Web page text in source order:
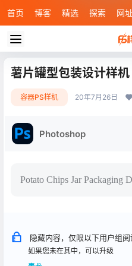
首页 博客 精选 探索 网
薯片罐型包装设计样机
容器PS样机 20年7月26日
Photoshop
Potato Chips Jar Packaging
隐藏内容，仅限以下用户组阅
如果您未在其中，可以升级